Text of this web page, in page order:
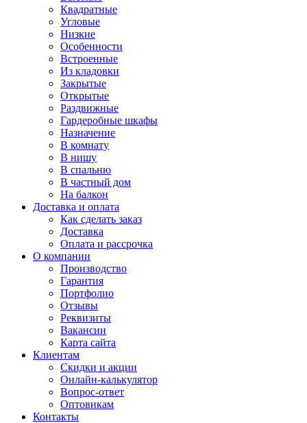
Квадратные
Угловые
Низкие
Особенности
Встроенные
Из кладовки
Закрытые
Открытые
Раздвижные
Гардеробные шкафы
Назначение
В комнату
В нишу
В спальню
В частный дом
На балкон
Доставка и оплата
Как сделать заказ
Доставка
Оплата и рассрочка
О компании
Производство
Гарантия
Портфолио
Отзывы
Реквизиты
Вакансии
Карта сайта
Клиентам
Скидки и акции
Онлайн-калькулятор
Вопрос-ответ
Оптовикам
Контакты